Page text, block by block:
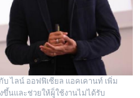
บ ไลน์ ออฟฟิเซียล แอคเคานท์ เพิ่ม
ขึ้นและช่วยให้ผู็ใช้งานไม่ได้รับ